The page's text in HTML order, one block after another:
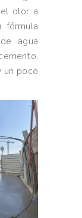
olor a
fórmula
agua
un poco